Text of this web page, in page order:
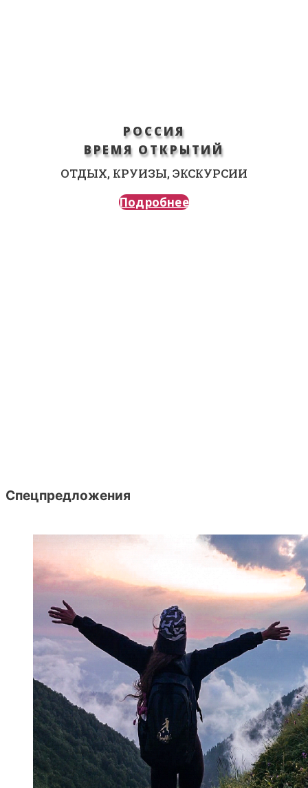
РОССИЯ
ВРЕМЯ ОТКРЫТИЙ
ОТДЫХ, КРУИЗЫ, ЭКСКУРСИИ
Подробнее
Спецпредложения